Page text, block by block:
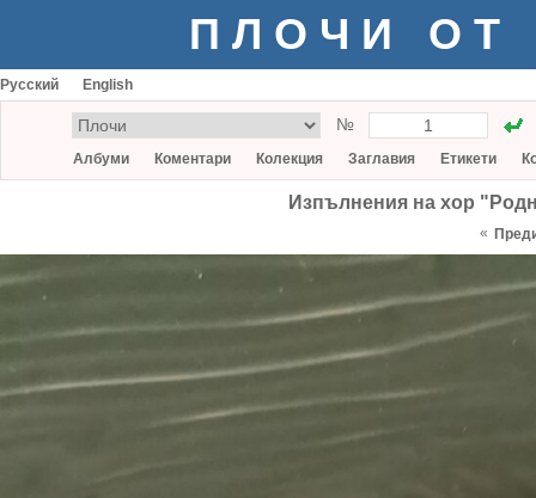
ПЛОЧИ ОТ
Русский English
№
Албуми Коментари Колекция Заглавия Етикети
Изпълнения на хор
«